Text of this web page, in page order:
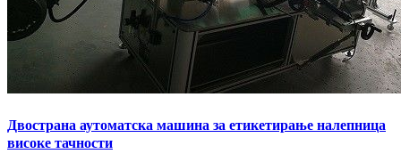
Двострана аутоматска машина за етикетирање налепница
високе тачности